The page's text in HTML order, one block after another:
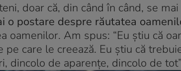
doar că, din când în când, se
o postare despre răutatea
oamenilor. Am spus: “Eu ştiu că
care le creează. Eu ştiu că
dincolo de aparenţe, dincolo de